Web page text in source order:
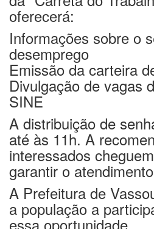
oferecerá:
Informações sobre o
desemprego
Emissão da carteira
Divulgação de vagas
SINE
A distribuição de
até às 11h. A
interessados
garantir o atendimento.
A Prefeitura de
a população a
essa oportunidade.